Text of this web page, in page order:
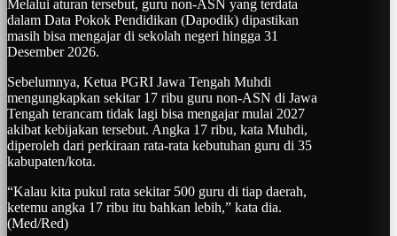
Melalui aturan tersebut, guru non-ASN yang terdata
dalam Data Pokok Pendidikan (Dapodik) dipastikan
masih bisa mengajar di sekolah negeri hingga 31
Desember 2026.
Sebelumnya, Ketua PGRI Jawa Tengah Muhdi
mengungkapkan sekitar 17 ribu guru non-ASN di Jawa
Tengah terancam tidak lagi bisa mengajar mulai 2027
akibat kebijakan tersebut. Angka 17 ribu, kata Muhdi,
diperoleh dari perkiraan rata-rata kebutuhan guru di 35
kabupaten/kota.
“Kalau kita pukul rata sekitar 500 guru di tiap daerah,
ketemu angka 17 ribu itu bahkan lebih,” kata dia.
(Med/Red)